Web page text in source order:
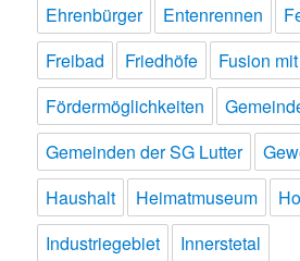
Ehrenbürger
Entenrennen
Freibad
Friedhöfe
Fusion
Fördermöglichkeiten
Gemeinden der SG Lutter
Haushalt
Heimatmuseum
Industriegebiet
Innerstetal